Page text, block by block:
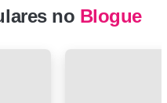
no Blogue